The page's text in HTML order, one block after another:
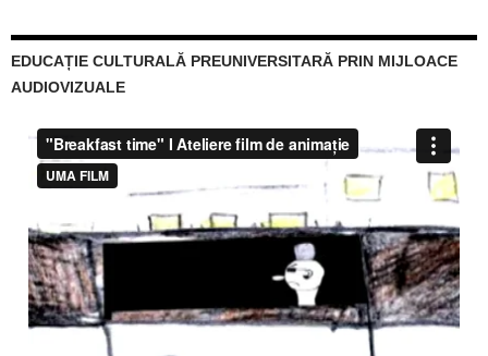
EDUCAȚIE CULTURALĂ PREUNIVERSITARĂ PRIN MIJLOACE
AUDIOVIZUALE